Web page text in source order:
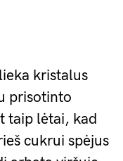
kristalus
prisotinto
taip lėtai, kad
cukrui spėjus